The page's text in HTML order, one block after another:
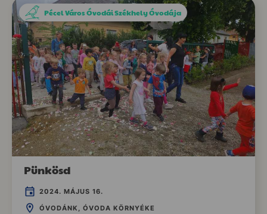
Pünkösd
2024. MÁJUS 16.
ÓVODÁNK, ÓVODA KÖRNYÉKE
Pécel Város Óvodái Székhely Óvodája